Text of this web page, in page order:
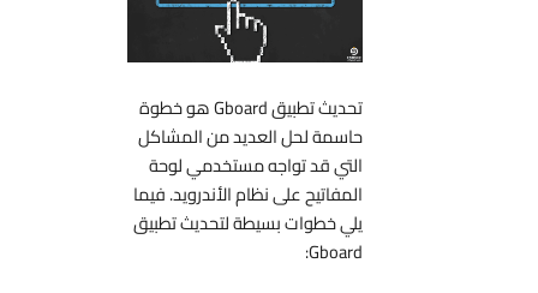
تحديث تطبيق Gboard هو خطوة
حاسمة لحل العديد من المشاكل
التي قد تواجه مستخدمي لوحة
المفاتيح على نظام الأندرويد. فيما
يلي خطوات بسيطة لتحديث تطبيق
Gboard: